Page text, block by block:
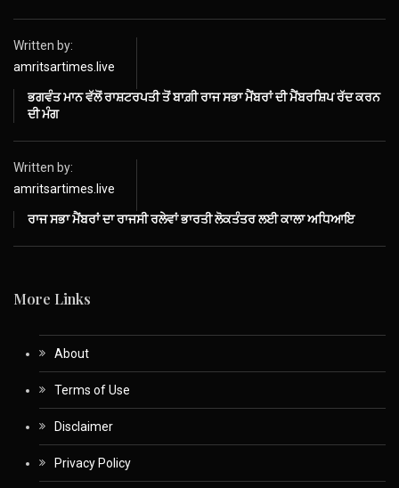
Written by:
amritsartimes.live
ਭਗਵੰਤ ਮਾਨ ਵੱਲੋਂ ਰਾਸ਼ਟਰਪਤੀ ਤੋਂ ਬਾਗ਼ੀ ਰਾਜ ਸਭਾ ਮੈਂਬਰਾਂ ਦੀ ਮੈਂਬਰਸ਼ਿਪ ਰੱਦ ਕਰਨ
ਦੀ ਮੰਗ
Written by:
amritsartimes.live
ਰਾਜ ਸਭਾ ਮੈਂਬਰਾਂ ਦਾ ਰਾਜਸੀ ਰਲੇਵਾਂ ਭਾਰਤੀ ਲੋਕਤੰਤਰ ਲਈ ਕਾਲਾ ਅਧਿਆਇ
More Links
About
Terms of Use
Disclaimer
Privacy Policy